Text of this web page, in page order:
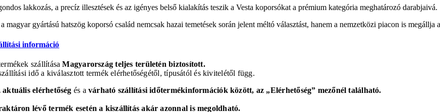
lakkozás, a precíz illesztések és az igényes belső kialakítás teszik a Vesta koporsókat a prémium kategória meghatározó darabjaivá.
magyar gyártású hatszög koporsó család nemcsak hazai temetések során jelent méltó választást, hanem a nemzetközi piacon is megállja
információ
szállításaMagyarország teljes területén biztosított.
idő a kiválasztott termék elérhetőségétől, típusától és kivitelétől függ.
aktuális elérhetőség és a várható szállítási időtermékinformációk között, az „Elérhetőség” mezőnél található.
lévő termék esetén a kiszállítás akár azonnal is megoldható.